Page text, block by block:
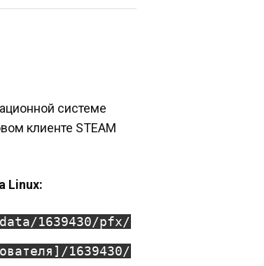
системе
клиенте STEAM
Linux:
1639430/pfx/
1639430/